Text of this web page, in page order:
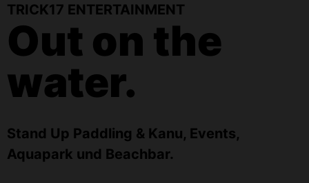
TRICK17 ENTERTAINMENT
Out on the
water.
Stand Up Paddling & Kanu, Events,
Aquapark und Beachbar.